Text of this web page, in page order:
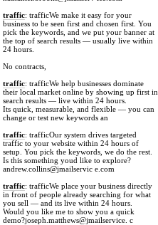
traffic: trafficWe make it easy for your
business to be seen first and chosen first. You
pick the keywords, and we put your banner at
the top of search results — usually live within
24 hours.
No contracts,
traffic: trafficWe help businesses dominate
their local market online by showing up first in
search results — live within 24 hours.
Its quick, measurable, and flexible — you can
change or test new keywords an
traffic: trafficOur system drives targeted
traffic to your website within 24 hours of
setup. You pick the keywords, we do the rest.
Is this something youd like to explore?
andrew.collins@jmailservic e.com
traffic: trafficWe place your business directly
in front of people already searching for what
you sell — and its live within 24 hours.
Would you like me to show you a quick
demo?joseph.matthews@jmailservice. c